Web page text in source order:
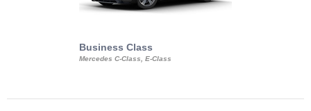
Business Class
Mercedes C-Class, E-Class